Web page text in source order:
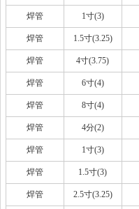
焊管 1寸(3)
焊管 1.5寸(3.25)
焊管 4寸(3.75)
焊管 6寸(4)
焊管 8寸(4)
焊管 4分(2)
焊管 1寸(3)
焊管 1.5寸(3)
焊管 2.5寸(3.25)